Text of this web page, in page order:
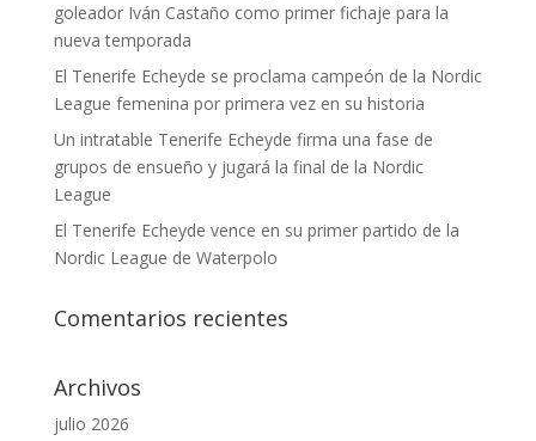
goleador Iván Castaño como primer fichaje para la
nueva temporada
El Tenerife Echeyde se proclama campeón de la Nordic
League femenina por primera vez en su historia
Un intratable Tenerife Echeyde firma una fase de
grupos de ensueño y jugará la final de la Nordic
League
El Tenerife Echeyde vence en su primer partido de la
Nordic League de Waterpolo
Comentarios recientes
Archivos
julio 2026